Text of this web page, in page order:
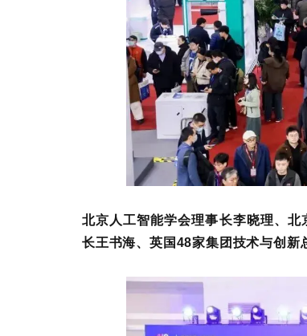
北京人工智能学会理事长李晓理、
长王书海、英国48家集团技术与创新